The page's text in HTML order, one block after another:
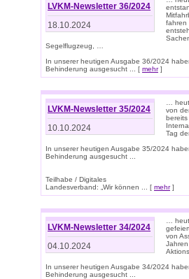
LVKM-Newsletter 36/2024
18.10.2024
fahren
Segelflugzeug, …
In unserer heutigen Ausgabe 36/2024
Behinderung ausgesucht ... [ mehr]
LVKM-Newsletter 35/2024
10.10.2024
…
von
bereits
Tag
In unserer heutigen Ausgabe 35/2024
Behinderung ausgesucht ...
Teilhabe / Digitales
Landesverband: „Wir können ... [ mehr]
LVKM-Newsletter 34/2024
04.10.2024
…
von
In unserer heutigen Ausgabe 34/2024
Behinderung ausgesucht ...